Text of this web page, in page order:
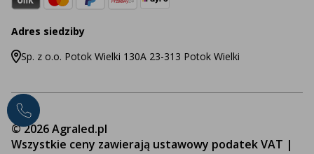
Adres siedziby
Sp. z o.o. Potok Wielki 130A 23-313 Potok Wielki
© 2026 Agraled.pl
Wszystkie ceny zawierają ustawowy podatek VAT |